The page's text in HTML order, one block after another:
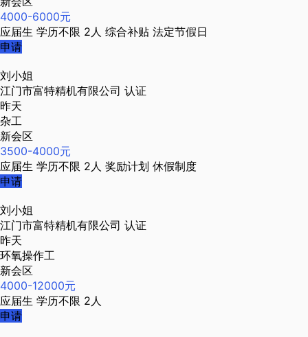
4000-6000元
应届生 学历不限 2人 综合补贴 法定节假日
申请
刘小姐
江门市富特精机有限公司 认证
昨天
杂工
新会区
3500-4000元
应届生 学历不限 2人 奖励计划 休假制度
申请
刘小姐
江门市富特精机有限公司 认证
昨天
环氧操作工
新会区
4000-12000元
应届生 学历不限 2人
申请